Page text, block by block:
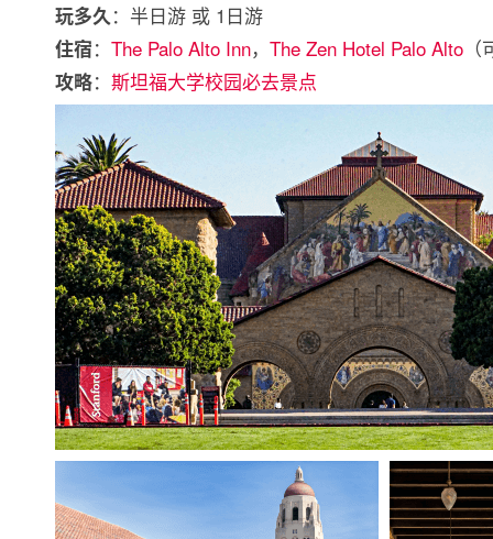
玩多久：半日游 或 1日游
住宿： The Palo Alto Inn， The Zen Hotel Palo Alto
攻略： 斯坦福大学校园必去景点